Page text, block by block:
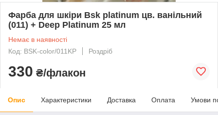
Фарба для шкіри Bsk platinum цв. ванільний
(011) + Deep Platinum 25 мл
Немає в наявності
Код: BSK-color/011KP
Роздріб
330 ₴/флакон
Опис Характеристики Доставка Оплата Умови